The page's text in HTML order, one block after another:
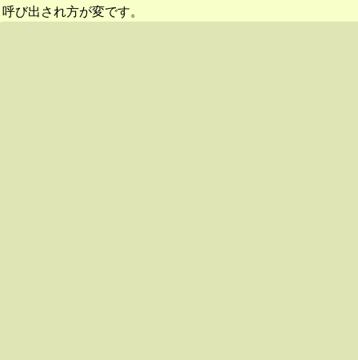
呼び出され方が変です。